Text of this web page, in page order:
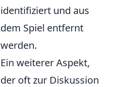
identifiziert und aus
dem Spiel entfernt
werden.
Ein weiterer Aspekt,
der oft zur Diskussion